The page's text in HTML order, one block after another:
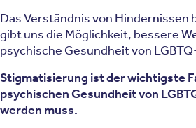
Das Verständnis von Hindernissen
gibt uns die Möglichkeit, bessere
psychische Gesundheit von
Stigmatisierung ist der wichtigste
psychischen Gesundheit von
werden muss.